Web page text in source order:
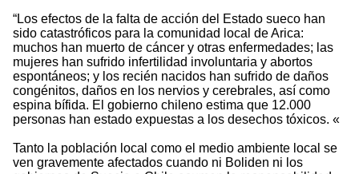
“Los efectos de la falta de acción del Estado sueco han
sido catastróficos para la comunidad local de Arica:
muchos han muerto de cáncer y otras enfermedades; las
mujeres han sufrido infertilidad involuntaria y abortos
espontáneos; y los recién nacidos han sufrido de daños
congénitos, daños en los nervios y cerebrales, así como
espina bífida. El gobierno chileno estima que 12.000
personas han estado expuestas a los desechos tóxicos. «
Tanto la población local como el medio ambiente local se
ven gravemente afectados cuando ni Boliden ni los